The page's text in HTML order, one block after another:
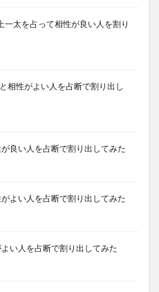
太を占って相性が良い人を割り
相性がよい人を占断で割り出し
良い人を占断で割り出してみた
よい人を占断で割り出してみた
い人を占断で割り出してみた